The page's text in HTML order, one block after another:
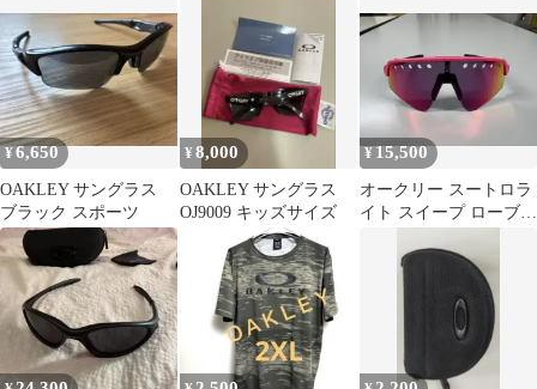
¥6,650
OAKLEY サングラス
ブラック スポーツ
¥8,000
OAKLEY サングラス
OJ9009 キッズサイズ
¥15,500
オークリー スートロラ
イト スイープ ローブリ